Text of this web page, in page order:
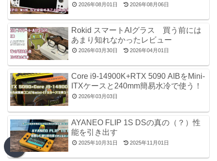
2026年08月01日 2026年08月06日
Rokid スマートAIグラス 買う前には
あまり知れなかったレビュー
2026年03月30日 2026年04月01日
Core i9-14900K+RTX 5090 AIBをMini-
ITXケースと240mm簡易水冷で使う！
2026年03月03日
AYANEO FLIP 1S DSの真の（？）性
能を引き出す
2025年10月31日 2025年11月01日